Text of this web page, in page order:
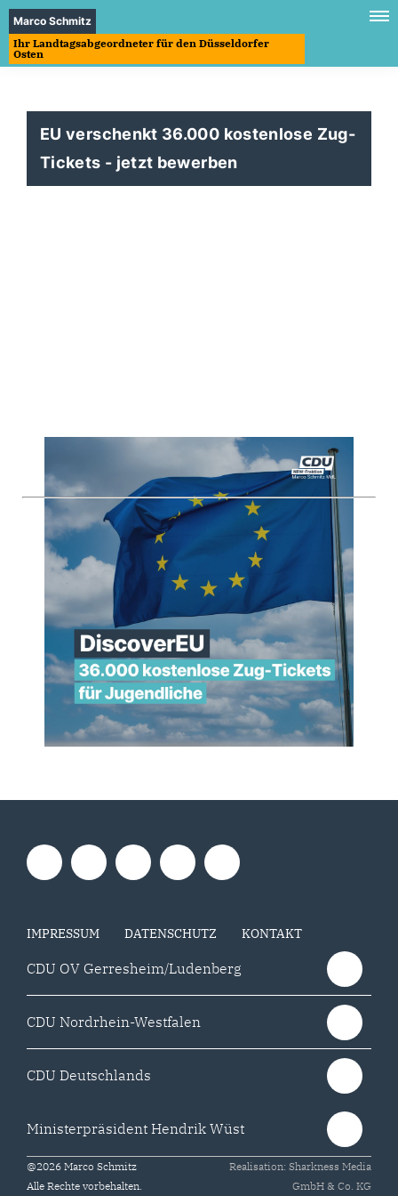
Marco Schmitz
Ihr Landtagsabgeordneter für den Düsseldorfer
Osten
EU verschenkt 36.000 kostenlose Zug-
Tickets - jetzt bewerben
IMPRESSUM DATENSCHUTZ KONTAKT
CDU OV Gerresheim/Ludenberg
CDU Nordrhein-Westfalen
CDU Deutschlands
Ministerpräsident Hendrik Wüst
@2026 Marco Schmitz
Alle Rechte vorbehalten.
Realisation: Sharkness Media
GmbH & Co. KG